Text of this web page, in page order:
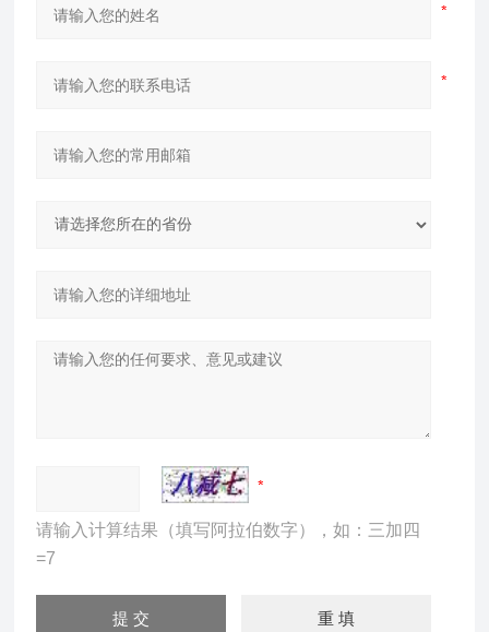
请输入计算结果（填写阿拉伯数字），如：三加四
=7